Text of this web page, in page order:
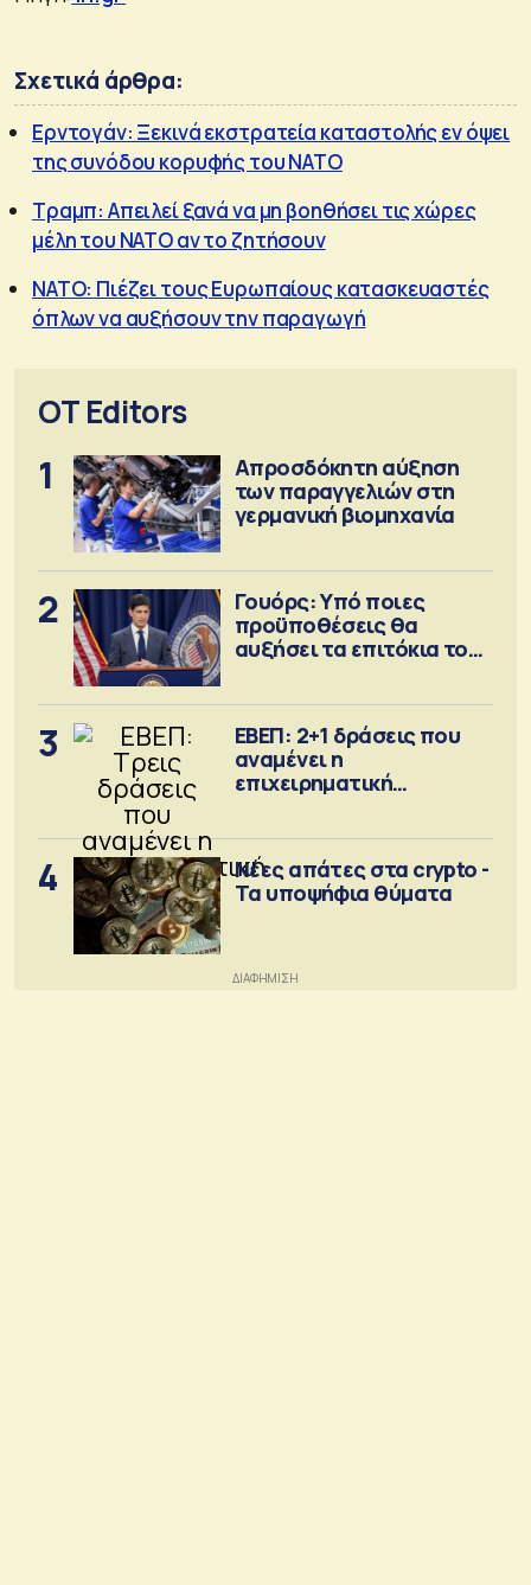
Σχετικά άρθρα:
Ερντογάν: Ξεκινά εκστρατεία καταστολής εν όψει
της συνόδου κορυφής του ΝΑΤΟ
Τραμπ: Απειλεί ξανά να μη βοηθήσει τις χώρες
μέλη του ΝΑΤΟ αν το ζητήσουν
NATO: Πιέζει τους Ευρωπαίους κατασκευαστές
όπλων να αυξήσουν την παραγωγή
OT Editors
1
Απροσδόκητη αύξηση
των παραγγελιών στη
γερμανική βιομηχανία
2
Γουόρς: Υπό ποιες
προϋποθέσεις θα
αυξήσει τα επιτόκια τον
3
ΕΒΕΠ: 2+1 δράσεις που
αναμένει η
επιχειρηματική
4
Νέες απάτες στα crypto -
Τα υποψήφια θύματα